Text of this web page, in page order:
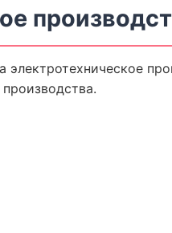
электротехническое